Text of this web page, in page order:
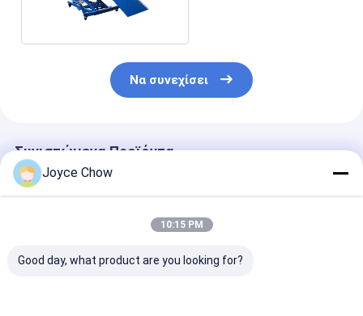
Να συνεχίσει
Συνιστώμενα Προϊόντα
Joyce Chow
10:15 PM
Good day, what product are you looking for?